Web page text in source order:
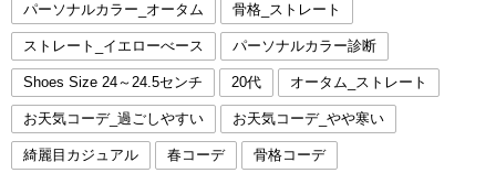
パーソナルカラー_オータム 骨格_ストレート
ストレート_イエローべース パーソナルカラー診断
Shoes Size 24～24.5センチ 20代 オータム_ストレート
お天気コーデ_過ごしやすい お天気コーデ_やや寒い
綺麗目カジュアル 春コーデ 骨格コーデ